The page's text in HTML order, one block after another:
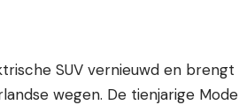
SUV vernieuwd en
wegen. De tienjarige